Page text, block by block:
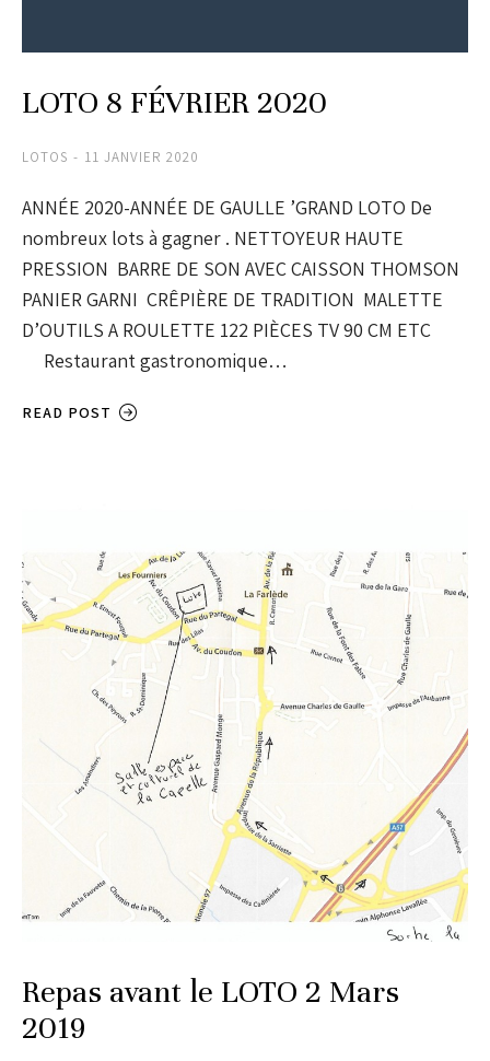
LOTO 8 FÉVRIER 2020
LOTOS 11 JANVIER 2020
ANNÉE 2020-ANNÉE DE GAULLE ’GRAND LOTO De
nombreux lots à gagner . NETTOYEUR HAUTE
PRESSION BARRE DE SON AVEC CAISSON THOMSON
PANIER GARNI CRÊPIÈRE DE TRADITION MALETTE
D’OUTILS A ROULETTE 122 PIÈCES TV 90 CM ETC
Restaurant gastronomique…
READ POST
Repas avant le LOTO 2 Mars
2019